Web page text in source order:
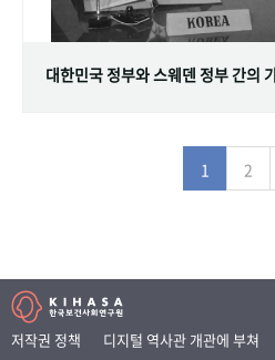
1 2
저작권 정책 디지털 역사관 개관에 부쳐